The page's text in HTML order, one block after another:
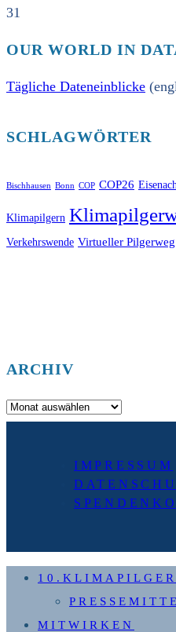
31
OUR WORLD IN
Tägliche Dateneinblicke
SCHLAGWÖRTER
Bischhausen Bonn COP COP26
Klimapilgern
Verkehrswende Virtueller Pilgerweg
ARCHIV
Archiv
IMPRESSUM
MITWIRKEN